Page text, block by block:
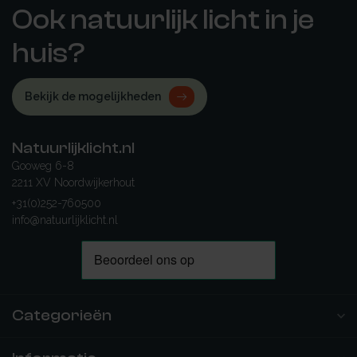
Ook natuurlijk licht in je
huis?
Bekijk de mogelijkheden
Natuurlijklicht.nl
Gooweg 6-8
2211 XV Noordwijkerhout
+31(0)252-760500
info@natuurlijklicht.nl
Categorieën